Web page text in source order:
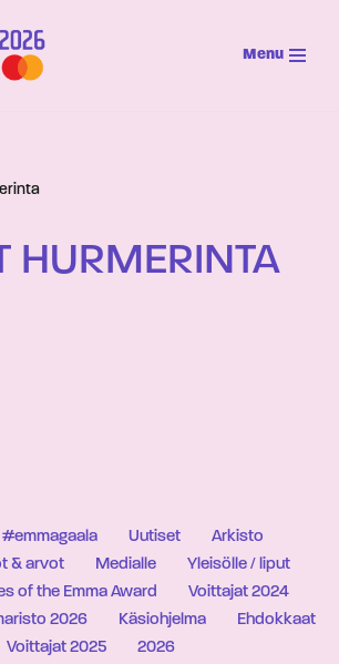
Menu
HURMERINTA
#emmagaala Uutiset
Arkisto
& arvot
Medialle
Yleisölle / liput
of the Emma Award
Voittajat 2024
2026 Käsiohjelma
Ehdokkaat
Voittajat 2025
2026